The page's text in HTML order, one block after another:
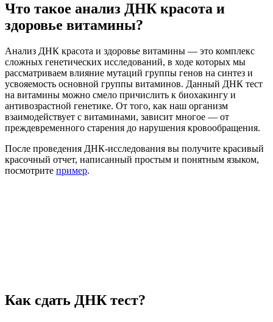
Что такое анализ ДНК красота и
здоровье витамины?
Анализ ДНК красота и здоровье витамины — это комплекс
сложных генетических исследований, в ходе которых мы
рассматриваем влияние мутаций группы генов на синтез и
усвояемость основной группы витаминов. Данный ДНК тест
на витамины можно смело причислить к биохакингу и
антивозрастной генетике. От того, как наш организм
взаимодействует с витаминами, зависит многое — от
преждевременного старения до нарушения кровообращения.
После проведения ДНК-исследования вы получите красивый
красочный отчет, написанный простым и понятным языком,
посмотрите пример.
Как сдать ДНК тест?